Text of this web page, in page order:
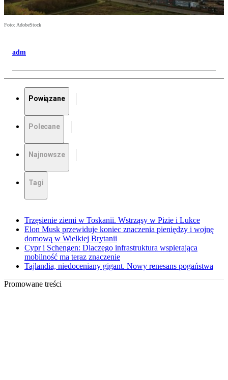
Foto: AdobeStock
adm
Powiązane
Polecane
Najnowsze
Tagi
Trzęsienie ziemi w Toskanii. Wstrząsy w Pizie i Lukce
Elon Musk przewiduje koniec znaczenia pieniędzy i wojnę
domową w Wielkiej Brytanii
Cypr i Schengen: Dlaczego infrastruktura wspierająca
mobilność ma teraz znaczenie
Tajlandia, niedoceniany gigant. Nowy renesans pogaństwa
Promowane treści